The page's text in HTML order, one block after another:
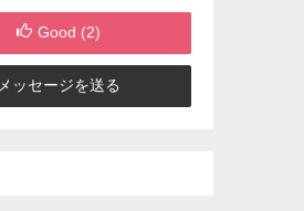
Good (2)
メッセージを送る